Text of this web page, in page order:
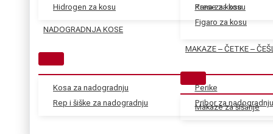
Hidrogen za kosu
Kana za kosu
NADOGRADNJA KOSE
Kosa za nadogradnju
Rep i šiške za nadogradnju
Perike
Pribor za
Prese za kosu
Figaro za kosu
MAKAZE – ČETKE –
Makaze za šišanje